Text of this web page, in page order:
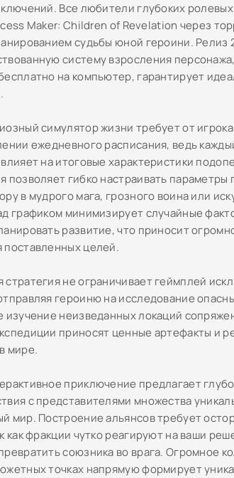
Все любители глубоких
Maker: Children of Revelation через
судьбы юной героини. Релиз
систему взросления
на компьютер, гарантирует
симулятор жизни требует от
ежедневного расписания, ведь
на итоговые характеристики
позволяет гибко настраивать
в мудрого мага, грозного воина или
графиком минимизирует случайные
развитие, что приносит
поставленных целей.
не ограничивает геймплей
героиню на исследование
изучение неизведанных локаций
приносят ценные артефакты и
мире.
приключение предлагает
с представителями множества
мир. Построение альянсов требует
как фракции чутко реагируют на ваши
союзника во врага. Огромное
точках напрямую формирует